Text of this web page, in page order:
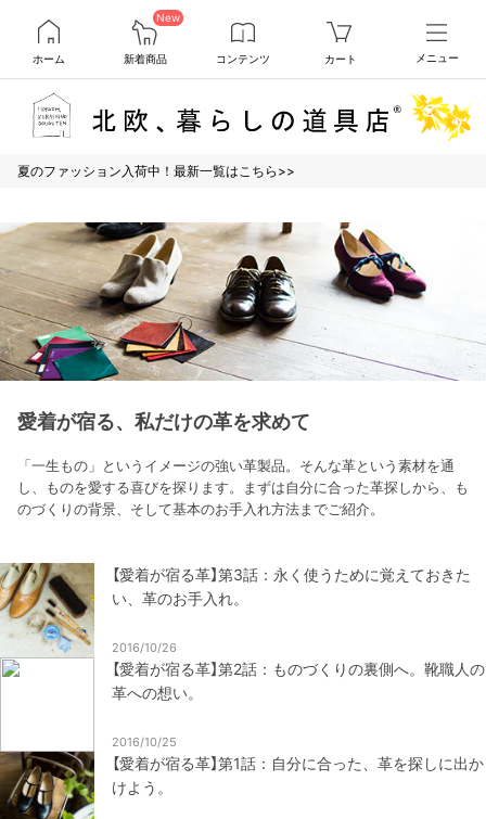
ホーム
New
新着商品 コンテンツ カート メニュー
夏のファッション入荷中！最新一覧はこちら>>
愛着が宿る、私だけの革を求めて
「一生もの」というイメージの強い革製品。そんな革という素材を通
し、ものを愛する喜びを探ります。まずは自分に合った革探しから、も
のづくりの背景、そして基本のお手入れ方法までご紹介。
【愛着が宿る革】第3話：永く使うために覚えておきた
い、革のお手入れ。
2016/10/26
【愛着が宿る革】第2話：ものづくりの裏側へ。靴職人の
革への想い。
2016/10/25
【愛着が宿る革】第1話：自分に合った、革を探しに出か
けよう。